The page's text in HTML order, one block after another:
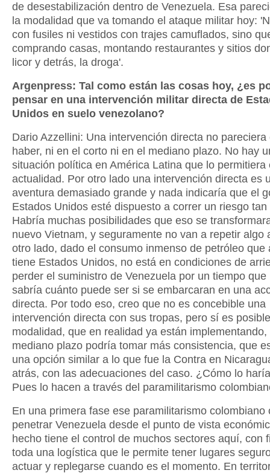
de desestabilización dentro de Venezuela. Esa
la modalidad que va tomando el ataque militar hoy:
con fusiles ni vestidos con trajes camuflados, sino
comprando casas, montando restaurantes y sitios
licor y detrás, la droga'.
Argenpress: Tal como están las cosas hoy, ¿es
pensar en una intervención militar directa de
Unidos en suelo venezolano?
Dario Azzellini: Una intervención directa no pareciera
haber, ni en el corto ni en el mediano plazo. No hay
situación política en América Latina que lo permitiera
actualidad. Por otro lado una intervención directa es
aventura demasiado grande y nada indicaría que el
Estados Unidos esté dispuesto a correr un riesgo tan
Habría muchas posibilidades que eso se
nuevo Vietnam, y seguramente no van a repetir algo
otro lado, dado el consumo inmenso de petróleo que
tiene Estados Unidos, no está en condiciones de
perder el suministro de Venezuela por un tiempo que
sabría cuánto puede ser si se embarcaran en una
directa. Por todo eso, creo que no es concebible una
intervención directa con sus tropas, pero sí es
modalidad, que en realidad ya están implementando,
mediano plazo podría tomar más consistencia, que
una opción similar a lo que fue la Contra en
atrás, con las adecuaciones del caso. ¿Cómo lo
Pues lo hacen a través del paramilitarismo
En una primera fase ese paramilitarismo colombiano
penetrar Venezuela desde el punto de vista
hecho tiene el control de muchos sectores aquí, con
toda una logística que le permite tener lugares
actuar y replegarse cuando es el momento. En